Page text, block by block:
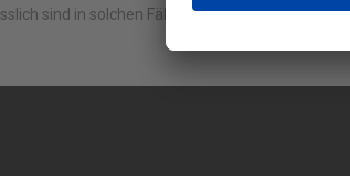
sind in solchen Fällen gute